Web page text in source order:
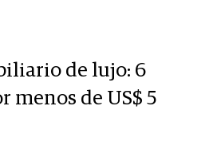
de lujo: 6
menos de US$ 5